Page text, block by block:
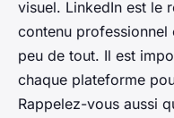
visuel. LinkedIn est le
contenu professionnel
peu de tout. Il est
chaque plateforme
Rappelez-vous aussi